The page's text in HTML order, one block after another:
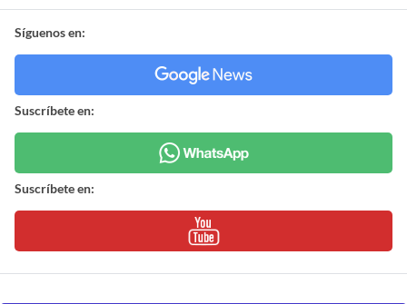
Síguenos en:
Suscríbete en:
Suscríbete en: